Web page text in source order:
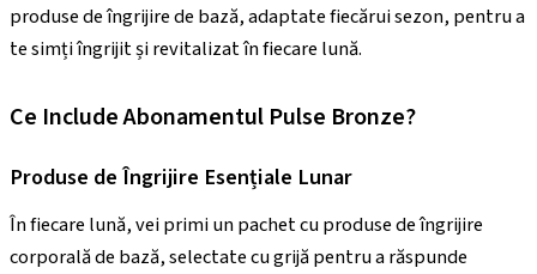
produse de îngrijire de bază, adaptate fiecărui sezon, pentru a
te simți îngrijit și revitalizat în fiecare lună.
Ce Include Abonamentul Pulse Bronze?
Produse de Îngrijire Esențiale Lunar
În fiecare lună, vei primi un pachet cu produse de îngrijire
corporală de bază, selectate cu grijă pentru a răspunde